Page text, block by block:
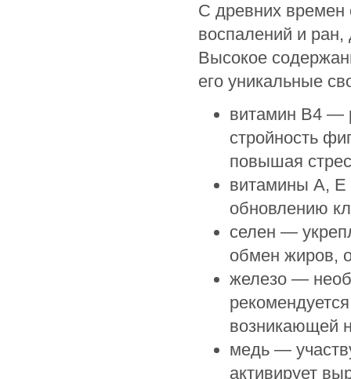
С древних времен
воспалений и
Высокое
его уникальные
витамин B4 —
стройность
повышая
витамины А, Е
обновлению
селен —
обмен жиров,
железо —
возникающей
медь —
активирует